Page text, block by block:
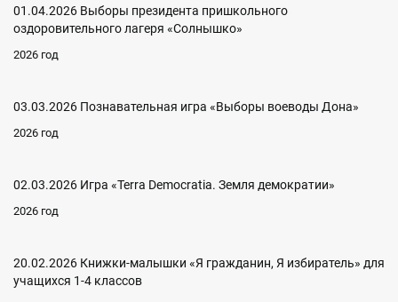
01.04.2026 Выборы президента пришкольного
оздоровительного лагеря «Солнышко»
2026 год
03.03.2026 Познавательная игра «Выборы воеводы Дона»
2026 год
02.03.2026 Игра «Terra Democratia. Земля демократии»
2026 год
20.02.2026 Книжки-малышки «Я гражданин, Я избиратель» для
учащихся 1-4 классов